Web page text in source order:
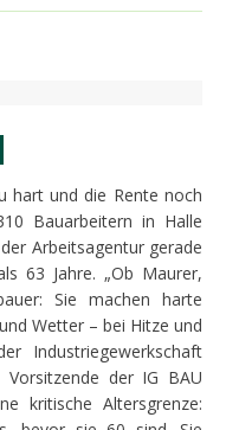
hart und die Rente noch
Bauarbeitern in Halle
Arbeitsagentur gerade
63 Jahre. „Ob Maurer,
Sie machen harte
Wetter – bei Hitze und
Industriegewerkschaft
Vorsitzende der IG BAU
kritische Altersgrenze: